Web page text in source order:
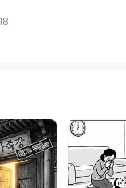
하면 어떤 법에 걸릴까. 답
올리면 탄소중립에도 기여하
가 아니라 형사처벌까지 걸려
어보자. 첫 번째 벽, 장사법 묘
먼저 장사 등에 관한 법률을
령은 분묘 1기당 설치할 수 있
열거하고 있다. 비석 하나, 상